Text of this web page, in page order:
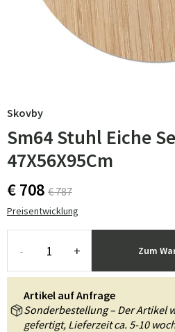
Skovby
Sm64 Stuhl Eiche
47X56X95Cm
€ 708 € 787
Preisentwicklung
- + Zum
Artikel auf Anfrage
Sonderbestellung – Der Artikel
gefertigt, Lieferzeit ca. 5-10